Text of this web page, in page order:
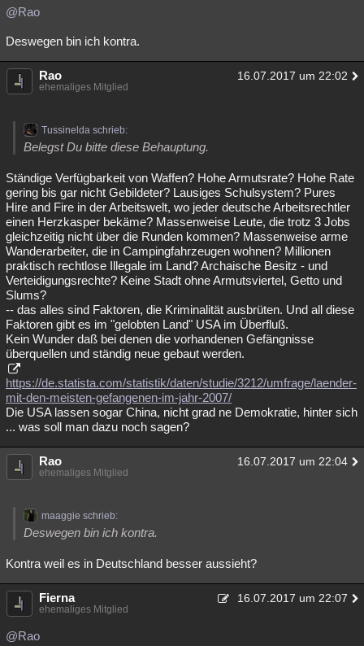
@Rao
Deswegen bin ich kontra.
Rao 16.07.2017 um 22:02
ehemaliges Mitglied
Tussinelda schrieb:
Belegst Du bitte diese Behauptung.
Ständige Verfügbarkeit von Waffen? Hohe Armutsrate? Hohe Rate
gering bis gar nicht Gebildeter? Lausiges Schulsystem? Pures
Hire and Fire in der Arbeitswelt, wo jeder deutsche Arbeitsrechtler
einen Herzkasper bekäme? Massenweise Leute, die trotz 3 Jobs
gleichzeitig nicht über die Runden kommen? Massenweise arme
Wanderarbeiter, die in Campingfahrzeugen wohnen? Millionen
praktisch rechtlose Illegale im Land? Archaische Besitz - und
Verteidigungsrechte? Keine Stadt ohne Armutsviertel, Getto und
Slums?
-- das alles sind Faktoren, die Kriminalität ausbrüten. Und all diese
Faktoren gibt es im "gelobten Land" USA im Überfluß.
Kein Wunder daß bei denen die vorhandenen Gefängnisse
überquellen und ständig neue gebaut werden.
https://de.statista.com/statistik/daten/studie/3212/umfrage/laender-
mit-den-meisten-gefangenen-im-jahr-2007/
Die USA lassen sogar China, nicht grad ne Demokratie, hinter sich
... was soll man dazu noch sagen?
Rao 16.07.2017 um 22:04
ehemaliges Mitglied
maaggie schrieb:
Deswegen bin ich kontra.
Kontra weil es in Deutschland besser aussieht?
Fierna 16.07.2017 um 22:07
ehemaliges Mitglied
@Rao